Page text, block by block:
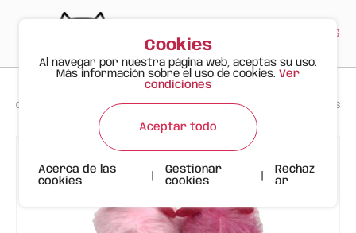
ES
Gato Feliz Productos > > Ratones San Valentín Gato Juguete FOFOS
Cookies
Al navegar por nuestra página web, aceptas su uso.
Más información sobre el uso de cookies. Ver
condiciones
Aceptar todo
Acerca de las
cookies
Gestionar
cookies
Rechaz
ar